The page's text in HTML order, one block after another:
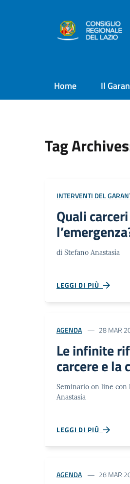
Home Il
Tag
INTERVENTI DEL
Quali
di Stefano Anastasìa
LEGGI DI PIÙ
AGENDA 28 MAR
Le infinite
carcere e la
Seminario on line con
Anastasìa
LEGGI DI PIÙ
AGENDA 28 MAR